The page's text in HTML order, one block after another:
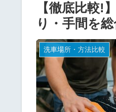
【徹底比較!
り・手間を
洗車場所・方法比較